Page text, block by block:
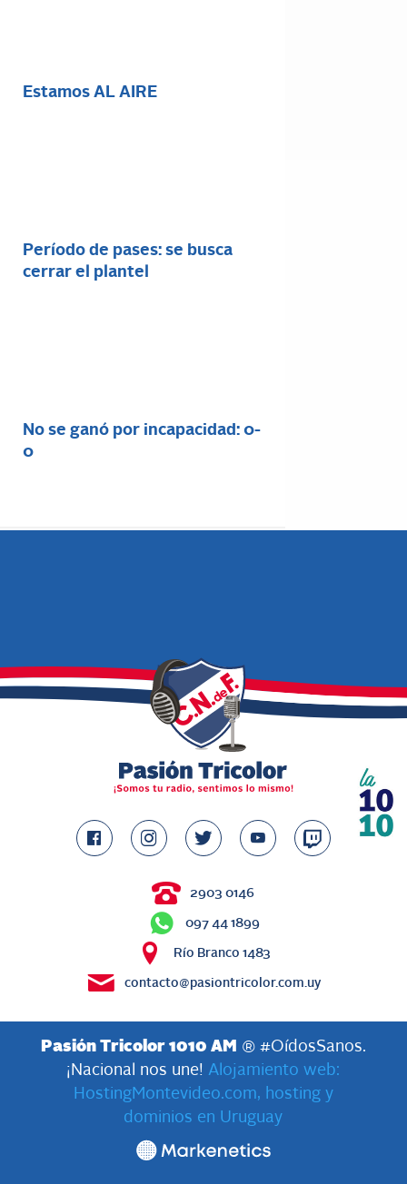
Estamos AL AIRE
Período de pases: se busca
cerrar el plantel
No se ganó por incapacidad: 0-
0
2903 0146
097 44 1899
Río Branco 1483
contacto@pasiontricolor.com.uy
Pasión Tricolor 1010 AM
® #OídosSanos.
¡Nacional nos une! Alojamiento web:
HostingMontevideo.com, hosting y
dominios en Uruguay